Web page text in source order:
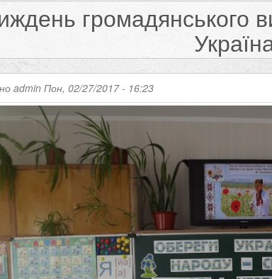
громадянського
admin Пон, 02/27/2017 - 16:23